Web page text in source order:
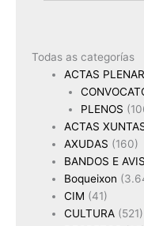
Todas as categorías
ACTAS
PLENOS
ACTAS
AXUDAS (160)
BANDOS E
Boqueixon
CIM (41)
CULTURA (521)